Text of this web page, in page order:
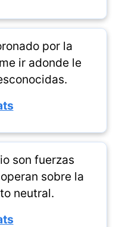
por la
ir adonde le
son fuerzas
sobre la
neutral.